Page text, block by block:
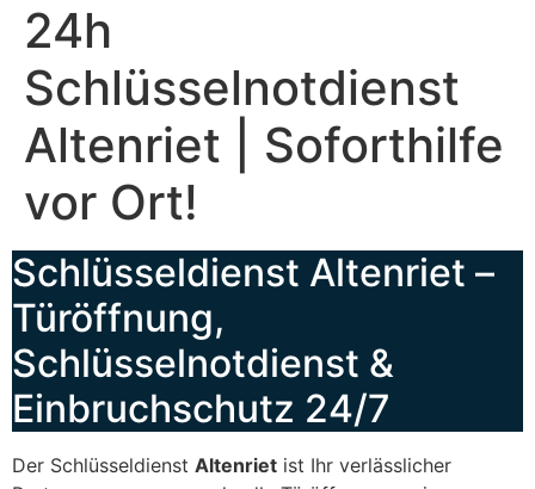
24h
Schlüsselnotdienst
Altenriet | Soforthilfe
vor Ort!
Schlüsseldienst Altenriet –
Türöffnung,
Schlüsselnotdienst &
Einbruchschutz 24/7
Der Schlüsseldienst Altenriet ist Ihr verlässlicher